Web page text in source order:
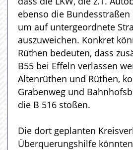
ebenso die
um auf untergeordnete
auszuweichen. Konkret
Rüthen bedeuten, dass
B55 bei Effeln verlassen
Altenrüthen und Rüthen,
Grabenweg und
die B 516 stoßen.
Die dort geplanten
Überquerungshilfe